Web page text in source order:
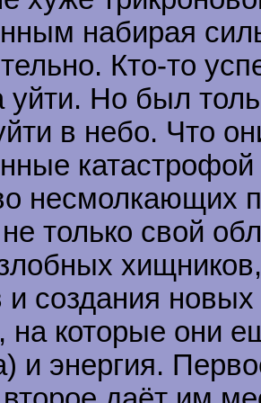
набирая
Кто-то
уйти. Но был
в небо. Что
несмолкающих
только свой
и создания
на которые они
и энергия.